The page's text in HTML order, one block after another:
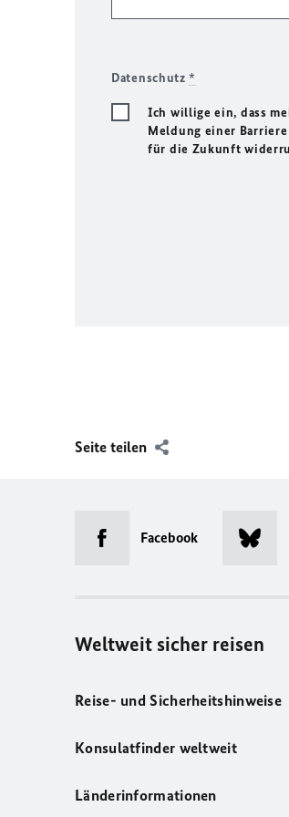
Datenschutz*
Ich willige ein, dass
Meldung einer
für die Zukunft
Seite teilen
Facebook
Weltweit sicher reisen
Reise- und Sicherheitshinweise
Konsulatfinder weltweit
Länderinformationen